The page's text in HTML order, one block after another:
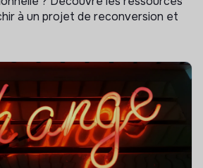
à un projet de reconversion et